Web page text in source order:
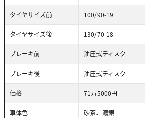
タイヤサイズ前 100/90-19
タイヤサイズ後 130/70-18
ブレーキ前 油圧式ディスク
ブレーキ後 油圧式ディスク
価格 71万5000円
車体色 砂茶、濃銀